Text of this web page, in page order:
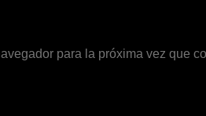
para la próxima vez que